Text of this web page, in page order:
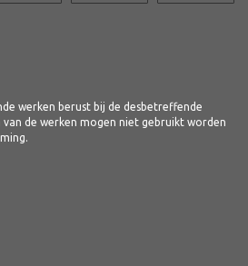
werken berust bij de desbetreffende
van de werken mogen niet gebruikt worden